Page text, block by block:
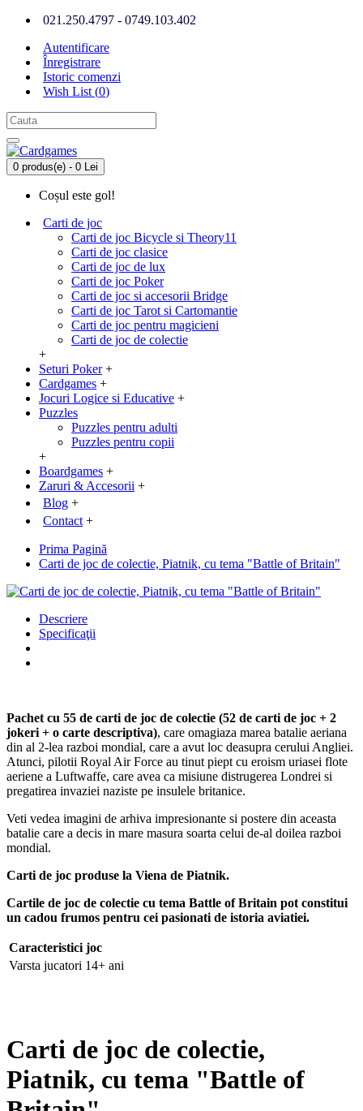
021.250.4797 - 0749.103.402
Autentificare
Înregistrare
Istoric comenzi
Wish List (0)
0 produs(e) - 0 Lei
Coșul este gol!
Carti de joc
Carti de joc Bicycle si Theory11
Carti de joc clasice
Carti de joc de lux
Carti de joc Poker
Carti de joc si accesorii Bridge
Carti de joc Tarot si Cartomantie
Carti de joc pentru magicieni
Carti de joc de colectie
+
Seturi Poker +
Cardgames +
Jocuri Logice si Educative +
Puzzles
Puzzles pentru adulti
Puzzles pentru copii
+
Boardgames +
Zaruri & Accesorii +
Blog +
Contact +
Prima Pagină
Carti de joc de colectie, Piatnik, cu tema "Battle of Britain"
Descriere
Specificaţii
Pachet cu 55 de carti de joc de colectie (52 de carti de joc + 2
jokeri + o carte descriptiva), care omagiaza marea batalie aeriana
din al 2-lea razboi mondial, care a avut loc deasupra cerului Angliei.
Atunci, pilotii Royal Air Force au tinut piept cu eroism uriasei flote
aeriene a Luftwaffe, care avea ca misiune distrugerea Londrei si
pregatirea invaziei naziste pe insulele britanice.
Veti vedea imagini de arhiva impresionante si postere din aceasta
batalie care a decis in mare masura soarta celui de-al doilea razboi
mondial.
Carti de joc produse la Viena de Piatnik.
Cartile de joc de colectie cu tema Battle of Britain pot constitui
un cadou frumos pentru cei pasionati de istoria aviatiei.
Caracteristici joc
Varsta jucatori 14+ ani
Carti de joc de colectie,
Piatnik, cu tema "Battle of